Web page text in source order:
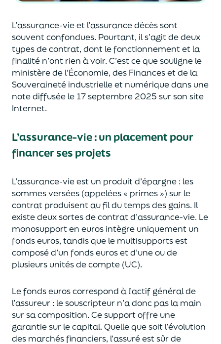
L’assurance-vie et l’assurance décès sont
souventconfondues. Pourtant, il s’agit de deux
types de contrat, dont le fonctionnement et la
finalité n’ont rien à voir. C’est ce que souligne le
ministère de l'Économie, des Financeset de la
Souveraineté industrielle et numériquedans une
note diffusée le 17 septembre 2025 sur son site
Internet.
L’assurance-vie : un placement pour
financer ses projets
L’assurance-vie est un produit d’épargne : les
sommes versées (appelées « primes ») sur le
contrat produisent au fil du temps des gains. Il
existe deux sortesde contrat d’assurance-vie. Le
monosupport en euros intègre uniquement un
fonds euros, tandis que le multisupports est
composé d’un fonds euros et d’une ou de
plusieurs unités de compte (UC).
Le fonds euros correspond à l’actif général de
l’assureur : le souscripteur n’a donc pas la main
sur sa composition. Ce support offre une
garantie sur le capital. Quelle que soit l’évolution
des marchés financiers, l’assuré est sûr de